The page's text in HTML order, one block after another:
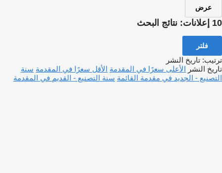
عرض
10 إعلانات: نتائج البحث
فلتر
ترتيب: تاريخ النشر
تاريخ النشر الأعلى سعرًا في المقدمة الأقل سعرًا في المقدمة سنة
التصنيع - الجديد في مقدمة القائمة سنة التصنيع - القديم في المقدمة